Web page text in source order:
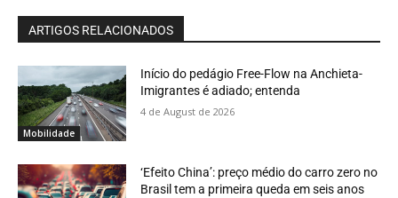
ARTIGOS RELACIONADOS
Mobilidade
Início do pedágio Free-Flow na Anchieta-
Imigrantes é adiado; entenda
4 de August de 2026
‘Efeito China’: preço médio do carro zero no
Brasil tem a primeira queda em seis anos